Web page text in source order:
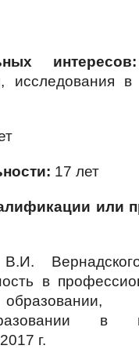
исследования в
17 лет
или
в
в
г.